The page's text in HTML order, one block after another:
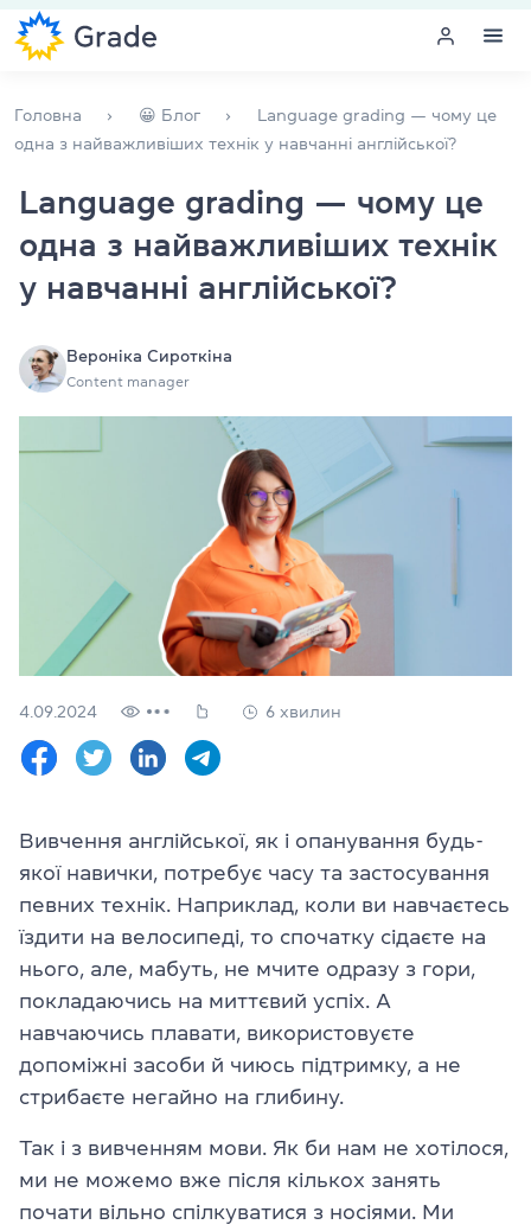
Навчання для викладачів
Англійська для компаній
Підготовка до іспитів
рівень
Залишити заявку
Мова сайту
(063) 580 11 00
(098) 580 11 00
м. Київ, метро Золоті Ворота, вул. Ярославів Вал, 13/2-б,
Головна 😀 Блог
Language grading — чому це
одна з найважливіших технік у навчанні англійської?
Language grading — чому це
одна з найважливіших технік
у навчанні англійської?
Вероніка Сироткіна
Content manager
4.09.2024 6 хвилин
Вивчення англійської, як і опанування будь-
якої навички, потребує часу та застосування
певних технік. Наприклад, коли ви навчаєтесь
їздити на велосипеді, то спочатку сідаєте на
нього, але, мабуть, не мчите одразу з гори,
покладаючись на миттєвий успіх. А
навчаючись плавати, використовуєте
допоміжні засоби й чиюсь підтримку, а не
стрибаєте негайно на глибину.
Так і з вивченням мови. Як би нам не хотілося,
ми не можемо вже після кількох занять
почати вільно спілкуватися з носіями. Ми